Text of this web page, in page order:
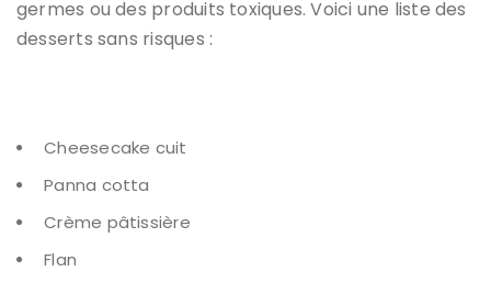
germes ou des produits toxiques. Voici une liste des
desserts sans risques :
Cheesecake cuit
Panna cotta
Crème pâtissière
Flan